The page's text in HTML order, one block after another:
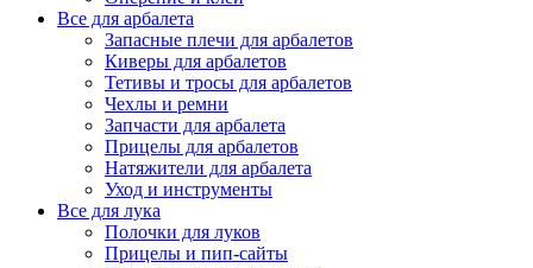
Все для арбалета
Запасные плечи для арбалетов
Киверы для арбалетов
Тетивы и тросы для арбалетов
Чехлы и ремни
Запчасти для арбалета
Прицелы для арбалетов
Натяжители для арбалета
Уход и инструменты
Все для лука
Полочки для луков
Прицелы и пип-сайты